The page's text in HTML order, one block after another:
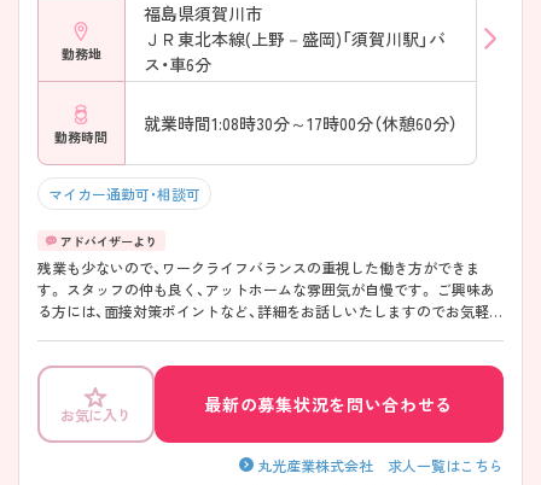
勤務地
福島県須賀川市
ＪＲ東北本線(上野－盛岡)「須賀川駅」バ
ス・車6分
勤務時間
就業時間1:08時30分～17時00分（休憩60分）
マイカー通勤可・相談可
残業も少ないので、ワークライフバランスの重視した働き方ができま
す。 スタッフの仲も良く、アットホームな雰囲気が自慢です。 ご興味あ
る方には、面接対策ポイントなど、詳細をお話しいたしますのでお気軽に
お気に入り 最新の募集状況を問い合わせる
丸光産業株式会社 求人一覧はこちら